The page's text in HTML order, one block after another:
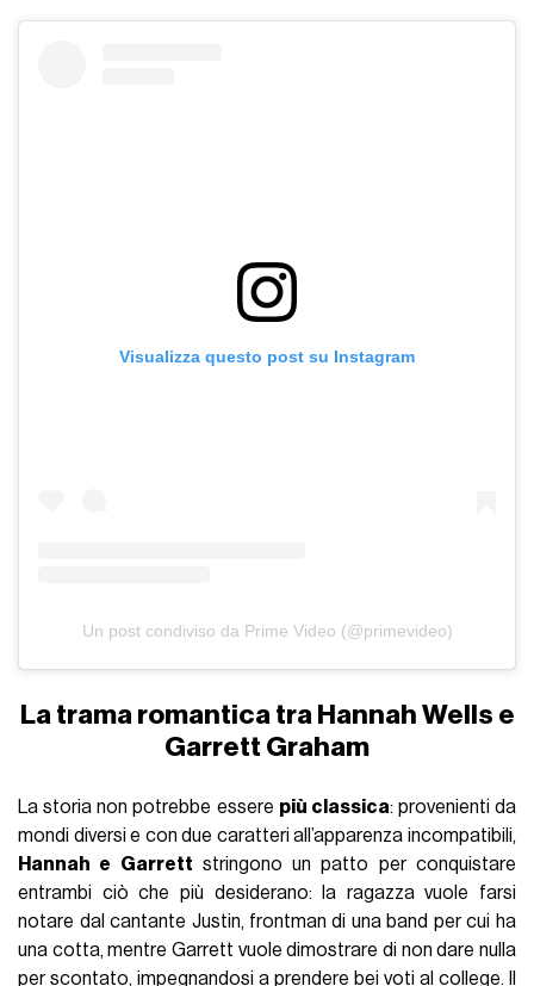
Visualizza questo post su Instagram
Un post condiviso da Prime Video (@primevideo)
La trama romantica tra Hannah Wells e
Garrett Graham
La storia non potrebbe essere più classica: provenienti da
mondi diversi e con due caratteri all’apparenza incompatibili,
Hannah e Garrett stringono un patto per conquistare
entrambi ciò che più desiderano: la ragazza vuole farsi
notare dal cantante Justin, frontman di una band per cui ha
una cotta, mentre Garrett vuole dimostrare di non dare nulla
per scontato, impegnandosi a prendere bei voti al college. Il